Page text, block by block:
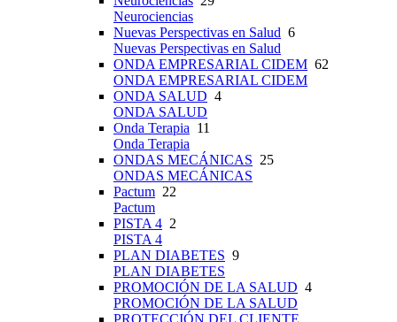
Neurociencias
Nuevas Perspectivas en Salud 6
Nuevas Perspectivas en Salud
ONDA EMPRESARIAL CIDEM 62
ONDA EMPRESARIAL CIDEM
ONDA SALUD 4
ONDA SALUD
Onda Terapia 11
Onda Terapia
ONDAS MECÁNICAS 25
ONDAS MECÁNICAS
Pactum 22
Pactum
PISTA 4 2
PISTA 4
PLAN DIABETES 9
PLAN DIABETES
PROMOCIÓN DE LA SALUD 4
PROMOCIÓN DE LA SALUD